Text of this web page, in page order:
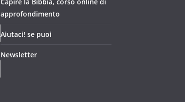
Capire la Bibbia, corso online di
approfondimento
Aiutaci! se puoi
Newsletter